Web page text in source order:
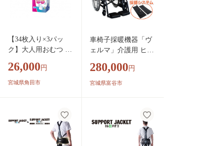
【34枚入り×3パッ
ク】大人用おむつ リ
着 超薄型パンツ
Ｍサイズ ３４枚入
26,000 円
宮城県角田市
車椅子採暖機器「ヴ
ェルマ」介護用 ヒー
床 床シート 冬対策
暖かい 暖め 暖かい
280,000 円
宮城県富谷市